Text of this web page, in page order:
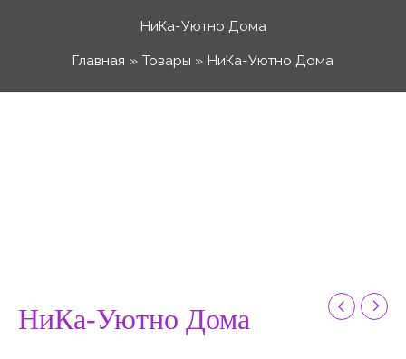
содержимому
НиКа-Уютно Дома
Главная
Товары НиКа-Уютно Дома
НиКа-Уютно Дома
–